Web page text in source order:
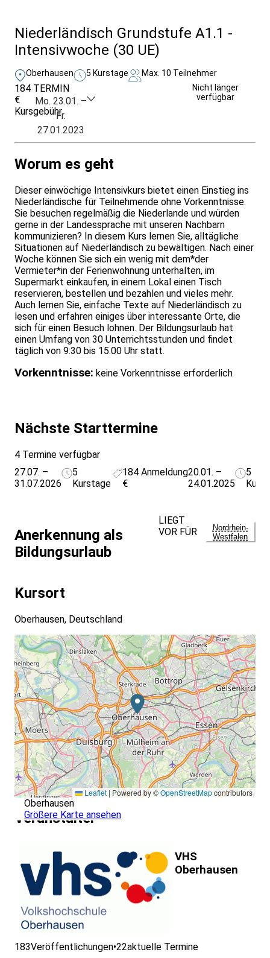
Niederländisch Grundstufe A1.1 -
Intensivwoche (30 UE)
Oberhausen 5 Kurstage Max. 10 Teilnehmer
184
€
Kursgebühr
TERMIN
Mo. 23.01. –
Fr.
27.01.2023
Nicht länger
verfügbar
Worum es geht
Dieser einwöchige Intensivkurs bietet einen Einstieg ins
Niederländische für Teilnehmende ohne Vorkenntnisse.
Sie besuchen regelmäßig die Niederlande und würden
gerne in der Landessprache mit unseren Nachbarn
kommunizieren? In diesem Kurs lernen Sie, alltägliche
Situationen auf Niederländisch zu bewältigen. Nach einer
Woche können Sie sich ein wenig mit dem*der
Vermieter*in der Ferienwohnung unterhalten, im
Supermarkt einkaufen, in einem Lokal einen Tisch
reservieren, bestellen und bezahlen und vieles mehr.
Auch lernen Sie, einfache Texte auf Niederländisch zu
lesen und erfahren einiges über interessante Orte, die
sich für einen Besuch lohnen. Der Bildungsurlaub hat
einen Umfang von 30 Unterrichtsstunden und findet
täglich von 9:30 bis 15.00 Uhr statt.
Vorkenntnisse: keine Vorkenntnisse erforderlich
Nächste Starttermine
4 Termine verfügbar
27.07. –
31.07.2026
5
Kurstage
184
€
Anmeldung20.01. –
24.01.2025
5
Anerkennung als
Bildungsurlaub
LIEGT
VOR FÜR
Nordrhein-
Westfalen
Kursort
Oberhausen, Deutschland
Leaflet | Powered by ©OpenStreetMapcontributors
Oberhausen
Größere Karte ansehen
Veranstalter
VHS
Oberhausen
183Veröffentlichungen•22aktuelle Termine